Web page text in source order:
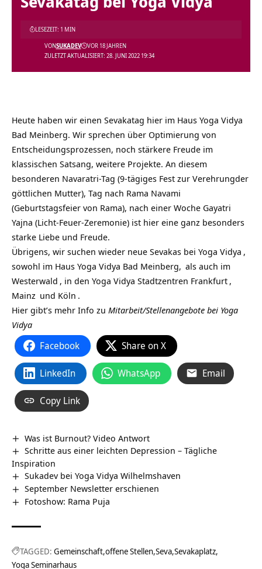
ZULETZT AKTUALISIERT: 28. JUNI 2022 19:34
VONSUKADEV VOR 18 JAHREN
LESEZEIT: 1 MIN
Heute haben wir einen Sevakatag hier im Haus Yoga Vidya
Bad Meinberg. Wir sprechen über Optimierung von
Entscheidungsprozessen, noch stärkere Freude im
klassischen Satsang, weitere Projekte. An diesem
besonderen Navaratri-Tag (9-tägiges Fest zur Verehrungder
göttlichen Mutter), Tag nach Rama Navami
(Geburtstagsfeier von Rama), nach einer Woche Gayatri
Yajna (Licht-Feuer-Zeremonie) ist hier eine ganz besonders
starke Liebe und Freude.
Übrigens, wir suchen wieder neue Sevakas bei Yoga Vidya ,
sowohl im Haus Yoga Vidya Bad Meinberg, als auch im
Westerwald , in den Yoga Vidya Stadtzentren Frankfurt ,
Mainz und Köln .
Hier gibt’s mehr Info zu Mitarbeit/Stellenangebote bei Yoga
Vidya
Facebook Share on X
LinkedIn WhatsApp Email
Copy Link
Was ist Burnout? Video Antwort
Schritte aus einer leichten Depression – Tägliche
Inspiration
Sukadev bei Yoga Vidya Wilhelmshaven
September Newsletter erschienen
Fotoshow: Rama Puja
TAGGED: Gemeinschaft offene Stellen Seva Sevakaplatz
Yoga Seminarhaus